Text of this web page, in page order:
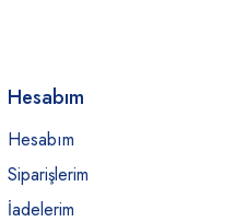
Hesabım
Hesabım
Siparişlerim
İadelerim